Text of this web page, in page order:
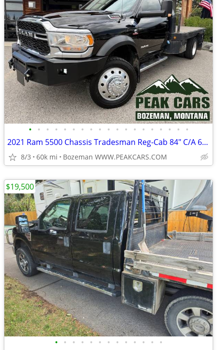
• • • • • • • • • • • • • • • • • • •
2021 Ram 5500 Chassis Tradesman Reg-Cab 84" C/A 60,000 Miles 4x4
8/3 60k mi Bozeman WWW.PEAKCARS.COM
• • • • • • • • • • • • •
$19,500